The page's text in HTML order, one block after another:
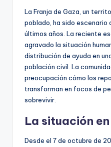
La Franja de Gaza, un
poblado, ha sido
últimos años. La reciente
agravado la situación
distribución de ayuda en
población civil. La
preocupación cómo los
transforman en focos de
sobrevivir.
La situación
Desde el 7 de octubre de